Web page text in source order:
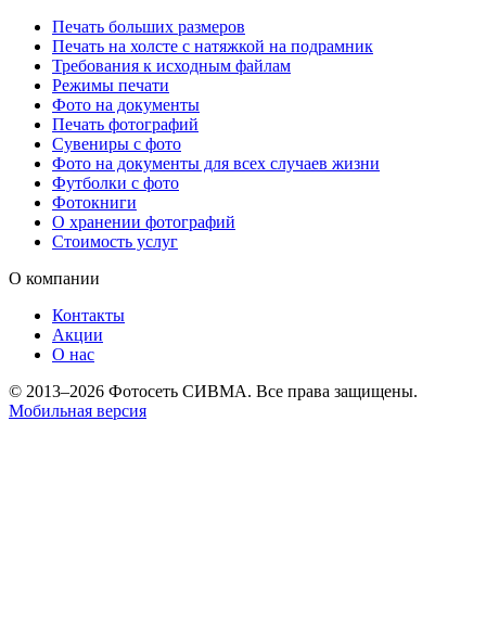
Печать больших размеров
Печать на холсте c натяжкой на подрамник
Требования к исходным файлам
Режимы печати
Фото на документы
Печать фотографий
Сувениры с фото
Фото на документы для всех случаев жизни
Футболки с фото
Фотокниги
О хранении фотографий
Стоимость услуг
О компании
Контакты
Акции
О нас
© 2013–2026 Фотосеть СИВМА. Все права защищены.
Мобильная версия